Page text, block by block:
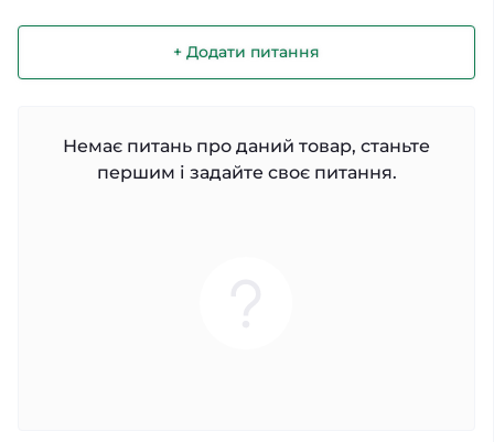
+ Додати питання
Немає питань про даний товар, станьте
першим і задайте своє питання.